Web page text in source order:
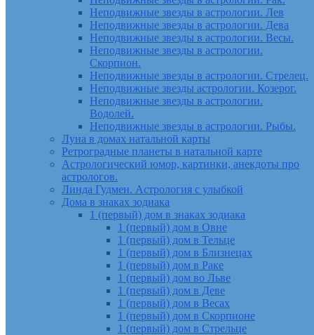
Неподвижные звезды в астрологии. Лев
Неподвижные звезды в астрологии. Дева
Неподвижные звезды в астрологии. Весы.
Неподвижные звезды в астрологии.
Скорпион.
Неподвижные звезды в астрологии. Стрелец.
Неподвижные звезды астрологии. Козерог.
Неподвижные звезды в астрологии.
Водолей.
Неподвижные звезды в астрологии. Рыбы.
Луна в домах натальной карты
Ретроградные планеты в натальной карте
Астрологический юмор, картинки, анекдоты про
астрологов.
Линда Гудмен. Астрология с улыбкой
Дома в знаках зодиака
1 (первый) дом в знаках зодиака
1 (первый) дом в Овне
1 (первый) дом в Тельце
1 (первый) дом в Близнецах
1 (первый) дом в Раке
1 (первый) дом во Льве
1 (первый) дом в Деве
1 (первый) дом в Весах
1 (первый) дом в Скорпионе
1 (первый) дом в Стрельце